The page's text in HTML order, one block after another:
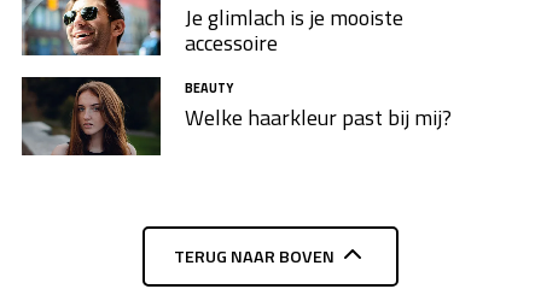
Je glimlach is je mooiste
accessoire
BEAUTY
Welke haarkleur past bij mij?
TERUG NAAR BOVEN